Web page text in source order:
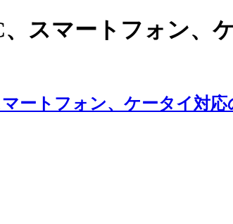
、スマートフォン